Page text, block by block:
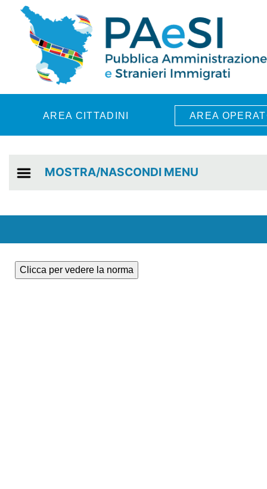
Skip to main content
AREA CITTADINI AREA
MOSTRA/NASCONDI MENU
Clicca per vedere la norma